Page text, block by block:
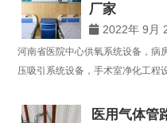
厂家
2022年 9月
河南省医院中心供氧系统设备，病
压吸引系统设备，手术室净化工程
程设备研发生产施工经验，为您提
医用气体管